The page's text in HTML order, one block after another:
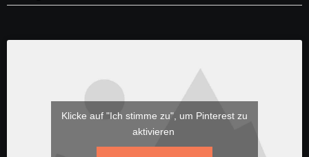
Klicke auf "Ich stimme zu", um Pinterest zu
aktivieren